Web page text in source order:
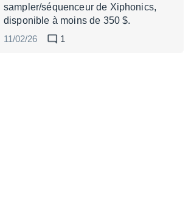
sampler/séquenceur de Xiphonics,
disponible à moins de 350 $.
11/02/26
1